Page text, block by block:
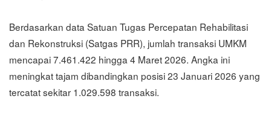
Berdasarkan data Satuan Tugas Percepatan Rehabilitasi
dan Rekonstruksi (Satgas PRR), jumlah transaksi UMKM
mencapai 7.461.422 hingga 4 Maret 2026. Angka ini
meningkat tajam dibandingkan posisi 23 Januari 2026 yang
tercatat sekitar 1.029.598 transaksi.